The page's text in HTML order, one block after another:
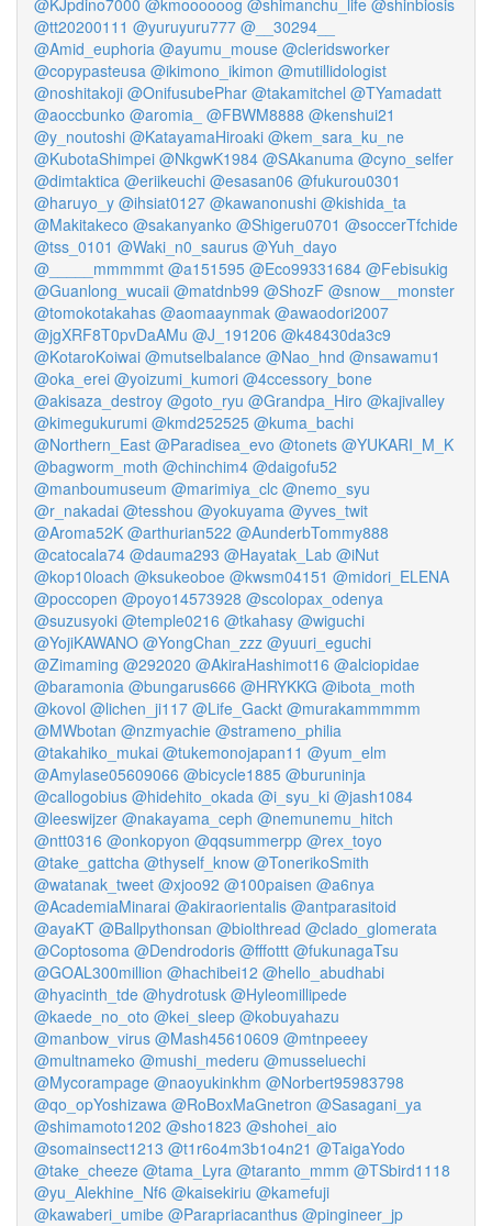
@KJpdino7000 @kmoooooog @shimanchu_life @shinbiosis
@tt20200111 @yuruyuru777 @__30294__
@Amid_euphoria @ayumu_mouse @cleridsworker
@copypasteusa @ikimono_ikimon @mutillidologist
@noshitakoji @OnifusubePhar @takamitchel @TYamadatt
@aoccbunko @aromia_ @FBWM8888 @kenshui21
@y_noutoshi @KatayamaHiroaki @kem_sara_ku_ne
@KubotaShimpei @NkgwK1984 @SAkanuma @cyno_selfer
@dimtaktica @eriikeuchi @esasan06 @fukurou0301
@haruyo_y @ihsiat0127 @kawanonushi @kishida_ta
@Makitakeco @sakanyanko @Shigeru0701 @soccerTfchide
@tss_0101 @Waki_n0_saurus @Yuh_dayo
@_____mmmmmt @a151595 @Eco99331684 @Febisukig
@Guanlong_wucaii @matdnb99 @ShozF @snow__monster
@tomokotakahas @aomaaynmak @awaodori2007
@jgXRF8T0pvDaAMu @J_191206 @k48430da3c9
@KotaroKoiwai @mutselbalance @Nao_hnd @nsawamu1
@oka_erei @yoizumi_kumori @4ccessory_bone
@akisaza_destroy @goto_ryu @Grandpa_Hiro @kajivalley
@kimegukurumi @kmd252525 @kuma_bachi
@Northern_East @Paradisea_evo @tonets @YUKARI_M_K
@bagworm_moth @chinchim4 @daigofu52
@manboumuseum @marimiya_clc @nemo_syu
@r_nakadai @tesshou @yokuyama @yves_twit
@Aroma52K @arthurian522 @AunderbTommy888
@catocala74 @dauma293 @Hayatak_Lab @iNut
@kop10loach @ksukeoboe @kwsm04151 @midori_ELENA
@poccopen @poyo14573928 @scolopax_odenya
@suzusyoki @temple0216 @tkahasy @wiguchi
@YojiKAWANO @YongChan_zzz @yuuri_eguchi
@Zimaming @292020 @AkiraHashimot16 @alciopidae
@baramonia @bungarus666 @HRYKKG @ibota_moth
@kovol @lichen_ji117 @Life_Gackt @murakammmmm
@MWbotan @nzmyachie @strameno_philia
@takahiko_mukai @tukemonojapan11 @yum_elm
@Amylase05609066 @bicycle1885 @buruninja
@callogobius @hidehito_okada @i_syu_ki @jash1084
@leeswijzer @nakayama_ceph @nemunemu_hitch
@ntt0316 @onkopyon @qqsummerpp @rex_toyo
@take_gattcha @thyself_know @TonerikoSmith
@watanak_tweet @xjoo92 @100paisen @a6nya
@AcademiaMinarai @akiraorientalis @antparasitoid
@ayaKT @Ballpythonsan @biolthread @clado_glomerata
@Coptosoma @Dendrodoris @fffottt @fukunagaTsu
@GOAL300million @hachibei12 @hello_abudhabi
@hyacinth_tde @hydrotusk @Hyleomillipede
@kaede_no_oto @kei_sleep @kobuyahazu
@manbow_virus @Mash45610609 @mtnpeeey
@multnameko @mushi_mederu @musseluechi
@Mycorampage @naoyukinkhm @Norbert95983798
@qo_opYoshizawa @RoBoxMaGnetron @Sasagani_ya
@shimamoto1202 @sho1823 @shohei_aio
@somainsect1213 @t1r6o4m3b1o4n21 @TaigaYodo
@take_cheeze @tama_Lyra @taranto_mmm @TSbird1118
@yu_Alekhine_Nf6 @kaisekiriu @kamefuji
@kawaberi_umibe @Parapriacanthus @pingineer_jp